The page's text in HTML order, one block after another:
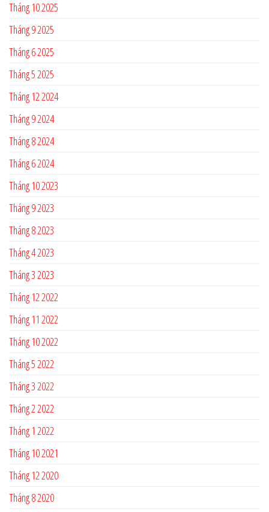
Tháng 10 2025
Tháng 9 2025
Tháng 6 2025
Tháng 5 2025
Tháng 12 2024
Tháng 9 2024
Tháng 8 2024
Tháng 6 2024
Tháng 10 2023
Tháng 9 2023
Tháng 8 2023
Tháng 4 2023
Tháng 3 2023
Tháng 12 2022
Tháng 11 2022
Tháng 10 2022
Tháng 5 2022
Tháng 3 2022
Tháng 2 2022
Tháng 1 2022
Tháng 10 2021
Tháng 12 2020
Tháng 8 2020